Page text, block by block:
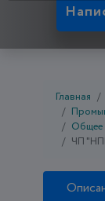
Главная
Общее
ЧП